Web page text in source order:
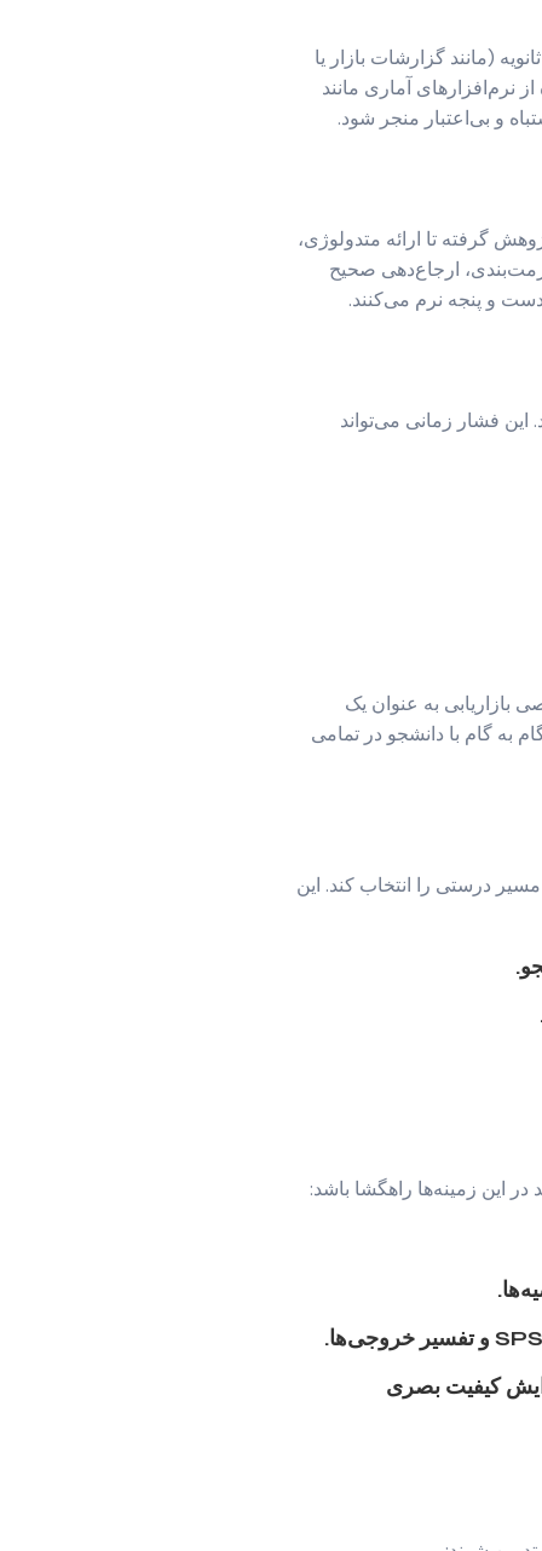
(مانند گزارشات بازار یا
نرم‌افزارهای آماری مانند
گرفته تا ارائه متدولوژی،
ارجاع‌دهی صحیح
فشار زمانی می‌تواند
بازاریابی به عنوان یک
به گام با دانشجو در تمامی
درستی را انتخاب کند. این
این زمینه‌ها راهگشا باشد:
کیفیت بصری